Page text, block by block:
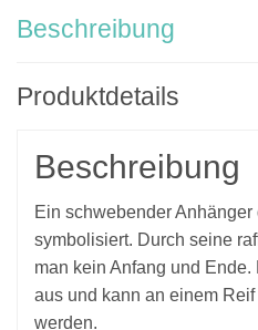
Beschreibung
Produktdetails
Beschreibung
Ein schwebender
symbolisiert. Durch seine
man kein Anfang und
aus und kann an einem
werden.